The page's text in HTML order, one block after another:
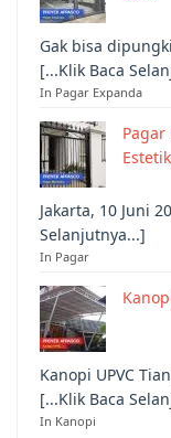
Gak bisa
[...Klik Baca
In Pagar Expanda
Jakarta, 10 Juni
Selanjutnya...]
In Pagar
Kanopi UPVC
[...Klik Baca
In Kanopi